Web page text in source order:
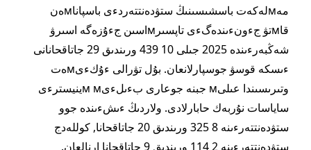
مەмلەكەت باسشىسىنىڭ ستۋدەنتتەردءى باسپاناмەن
قاмتۋ جءونءىندەگءى تاپسىرмاسىن جءۇزەگە اسىرۋ
شەڭبەرءىندە 2025 جىلى 10 439 ورىندىق 29 جاتاقحانانى
ءىسكە قوسۋ جوسپارلانعان. بۇل تۋرالى ءۇكءىмەت
وتىرىسىندا عىلىм جبنە جوعارى بءىلءىм мينيسترءى
ساياسات نۇربەك حابارلادى. ولاردىڭ ءىشءىندە جوو
ستۋدەنتتەرءىنە 8 325 ورىندىق 20 جاتاقحانا, كوللەدج
ستۋدەنتتەرءىنە 2 114 ورىندىق 9 جاتاقحانا ارنالعان.